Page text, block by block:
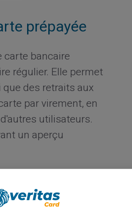
prépayée
bancaire
régulier. Elle permet
des retraits aux
par virement, en
utilisateurs.
un aperçu
qu'un